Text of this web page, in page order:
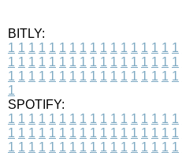
BITLY:
1 1 1 1 1 1 1 1 1 1 1 1 1 1 1 1 1
1 1 1 1 1 1 1 1 1 1 1 1 1 1 1 1 1
1 1 1 1 1 1 1 1 1 1 1 1 1 1 1 1 1
1
SPOTIFY:
1 1 1 1 1 1 1 1 1 1 1 1 1 1 1 1 1
1 1 1 1 1 1 1 1 1 1 1 1 1 1 1 1 1
1 1 1 1 1 1 1 1 1 1 1 1 1 1 1 1 1